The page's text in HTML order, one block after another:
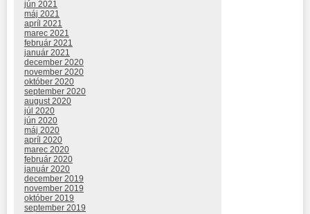
jún 2021
máj 2021
apríl 2021
marec 2021
február 2021
január 2021
december 2020
november 2020
október 2020
september 2020
august 2020
júl 2020
jún 2020
máj 2020
apríl 2020
marec 2020
február 2020
január 2020
december 2019
november 2019
október 2019
september 2019